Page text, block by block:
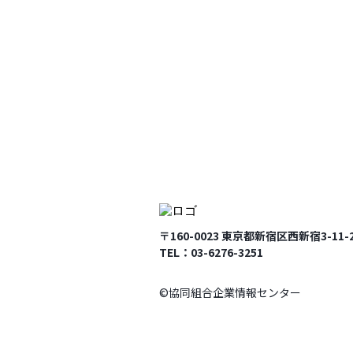
〒160-0023 東京都新宿区西新宿3-
TEL：03-6276-3251
©︎協同組合企業情報センター